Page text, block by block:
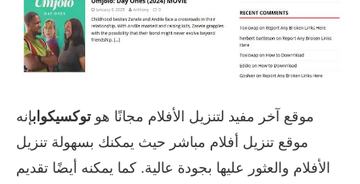
موقع آخر مفيد لتنزيل الأفلام مجانًا هوتوكسيكوابإنه
موقع تنزيل أفلام مباشر حيث يمكنك بسهولة تنزيل
الأفلام والعثور عليها بجودة عالية. كما يمكنه أيضًا تقديم